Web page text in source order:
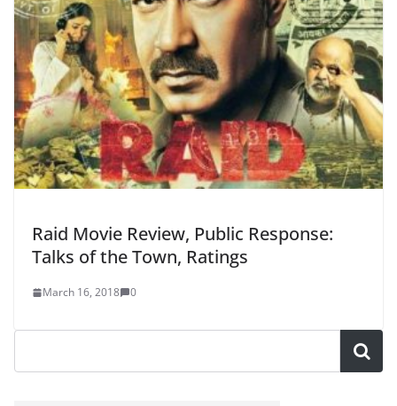
Raid Movie Review, Public Response:
Talks of the Town, Ratings
March 16, 2018 0